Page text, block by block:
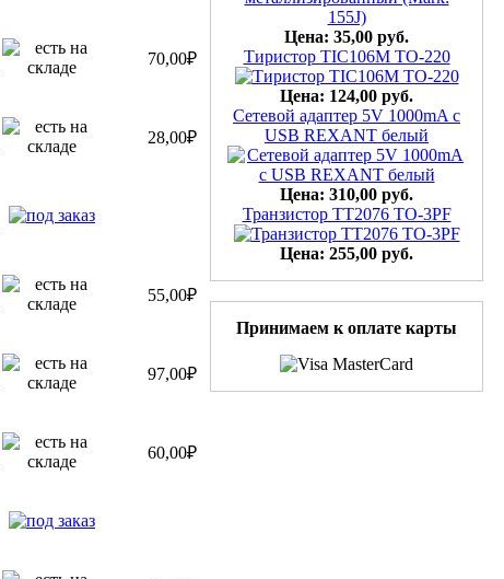
70,00₽
28,00₽
55,00₽
97,00₽
60,00₽
Цена: 35,00 руб.
Тиристор TIC106M TO-220
Цена: 124,00 руб.
Сетевой адаптер 5V 1000mA c
USB REXANT белый
Цена: 310,00 руб.
Транзистор TT2076 TO-3PF
Цена: 255,00 руб.
Принимаем к оплате карты